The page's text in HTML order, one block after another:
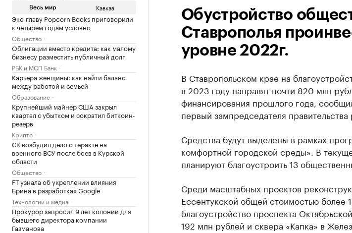
Весь мир Кавказ
Экс-главу Popcorn Books приговорили
к четырем годам условно
Общество
Облигации вместо кредита: как малому
бизнесу разместить публичный долг
РБК и МСП Банк
Карьера женщины: как найти баланс
между работой и семьей
Образование
Крупнейший майнер США закрыл
квартал с убытком и сократил биткоин-
резерв
Крипто
СК возбудил дело о теракте на
военного ВСУ после боев в Курской
области
Общество
FT узнала об укреплении влияния
Брина в разработках Google
Технологии и медиа
Прокурор запросил 9 лет колонии для
бывшего директора компании
Газманова
Обустройство
Ставрополья
уровне 2022г.
В Ставропольском крае на
в 2023 году направят почти 820 млн
финансирования прошлого года,
первый зампредседателя
Средства будут выделены в рамках
комфортной городской среды». В
планируют благоустроить 13
Среди масштабных проектов
Ессентукской общей стоимостью более
благоустройство проспекта
192 млн рублей и сквера «Капка» в